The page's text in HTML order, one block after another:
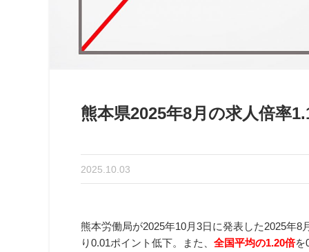
熊本県2025年8月の求人倍率
2025.10.03
熊本労働局が2025年10月3日に発表した2025年8
り0.01ポイント低下。また、 全国平均の1.20倍を